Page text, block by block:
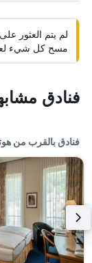
لم يتم العثور
مسح كل شيء
فنادق
فنادق بالقرب من